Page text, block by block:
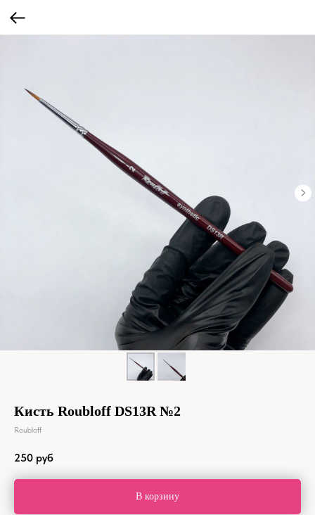
Кисть Roubloff DS13R №2
Roubloff
250 руб
В корзину